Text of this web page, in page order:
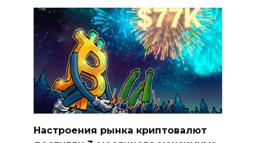
Настроения рынка криптовалют